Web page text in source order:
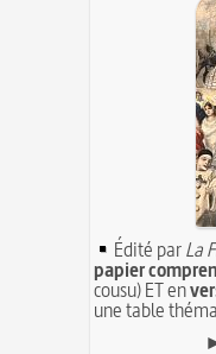
Édité parLa
papier
cousu) ET en
une table